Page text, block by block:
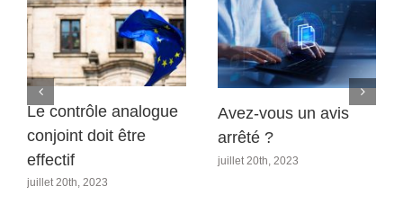
Le contrôle analogue
conjoint doit être
effectif
juillet 20th, 2023
Avez-vous un avis
arrêté ?
juillet 20th, 2023